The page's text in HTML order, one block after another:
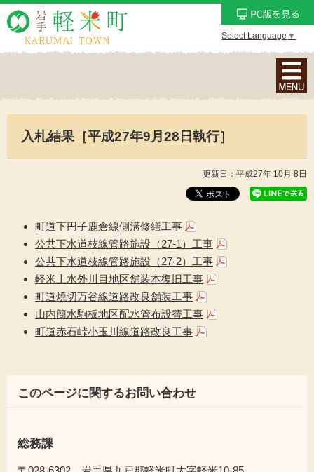
Select Language ▼
ナ
ビ
ン
メ
入札結果［平成27年9月28日執行］
更新日：平成27年 10月 8日
町道下円子鹿倉線側溝修繕工事
公共下水道枝線管路施設（27-1）工事
公共下水道枝線管路施設（27-2）工事
軽米上水外川目地区舗装本復旧工事
町道焼切万谷線道路改良舗装工事
山内簡水駒板地区配水管布設替工事
町道赤石峠小玉川線道路改良工事
このページに関するお問い合わせ
総務課